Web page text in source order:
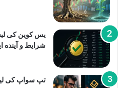
یس کوین کی
شرایط و آینده
تپ سواپ کی